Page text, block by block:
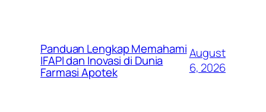
Panduan Lengkap Memahami
IFAPI dan Inovasi di Dunia
Farmasi Apotek
August
6, 2026